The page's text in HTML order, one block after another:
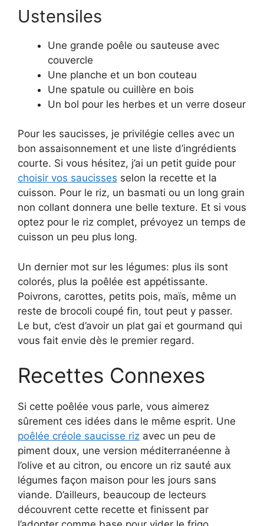
Ustensiles
Une grande poêle ou sauteuse avec
couvercle
Une planche et un bon couteau
Une spatule ou cuillère en bois
Un bol pour les herbes et un verre doseur
Pour les saucisses, je privilégie celles avec un
bon assaisonnement et une liste d’ingrédients
courte. Si vous hésitez, j’ai un petit guide pour
choisir vos saucisses selon la recette et la
cuisson. Pour le riz, un basmati ou un long grain
non collant donnera une belle texture. Et si vous
optez pour le riz complet, prévoyez un temps de
cuisson un peu plus long.
Un dernier mot sur les légumes: plus ils sont
colorés, plus la poêlée est appétissante.
Poivrons, carottes, petits pois, maïs, même un
reste de brocoli coupé fin, tout peut y passer.
Le but, c’est d’avoir un plat gai et gourmand qui
vous fait envie dès le premier regard.
Recettes Connexes
Si cette poêlée vous parle, vous aimerez
sûrement ces idées dans le même esprit. Une
poêlée créole saucisse riz avec un peu de
piment doux, une version méditerranéenne à
l’olive et au citron, ou encore un riz sauté aux
légumes façon maison pour les jours sans
viande. D’ailleurs, beaucoup de lecteurs
découvrent cette recette et finissent par